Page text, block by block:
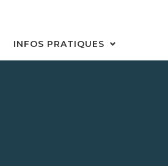
INFOS PRATIQUES